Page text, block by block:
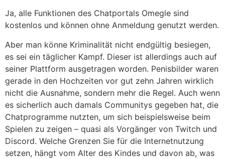
Ja, alle Funktionen des Chatportals Omegle sind
kostenlos und können ohne Anmeldung genutzt werden.
Aber man könne Kriminalität nicht endgültig besiegen,
es sei ein täglicher Kampf. Dieser ist allerdings auch auf
seiner Plattform ausgetragen worden. Penisbilder waren
gerade in den Hochzeiten vor gut zehn Jahren wirklich
nicht die Ausnahme, sondern mehr die Regel. Auch wenn
es sicherlich auch damals Communitys gegeben hat, die
Chatprogramme nutzten, um sich beispielsweise beim
Spielen zu zeigen – quasi als Vorgänger von Twitch und
Discord. Welche Grenzen Sie für die Internetnutzung
setzen, hängt vom Alter des Kindes und davon ab, was